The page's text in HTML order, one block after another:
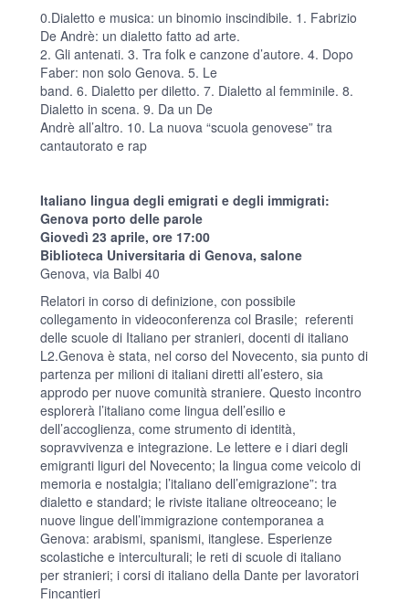
0.Dialetto e musica: un binomio inscindibile. 1. Fabrizio
De Andrè: un dialetto fatto ad arte.
2. Gli antenati. 3. Tra folk e canzone d’autore. 4. Dopo
Faber: non solo Genova. 5. Le
band. 6. Dialetto per diletto. 7. Dialetto al femminile. 8.
Dialetto in scena. 9. Da un De
Andrè all’altro. 10. La nuova “scuola genovese” tra
cantautorato e rap
Italiano lingua degli emigrati e degli immigrati:
Genova porto delle parole
Giovedì 23 aprile, ore 17:00
Biblioteca Universitaria di Genova, salone
Genova, via Balbi 40
Relatori in corso di definizione, con possibile
collegamento in videoconferenza col Brasile; referenti
delle scuole di Italiano per stranieri, docenti di italiano
L2.Genova è stata, nel corso del Novecento, sia punto di
partenza per milioni di italiani diretti all’estero, sia
approdo per nuove comunità straniere. Questo incontro
esplorerà l’italiano come lingua dell’esilio e
dell’accoglienza, come strumento di identità,
sopravvivenza e integrazione. Le lettere e i diari degli
emigranti liguri del Novecento; la lingua come veicolo di
memoria e nostalgia; l’italiano dell’emigrazione”: tra
dialetto e standard; le riviste italiane oltreoceano; le
nuove lingue dell’immigrazione contemporanea a
Genova: arabismi, spanismi, itanglese. Esperienze
scolastiche e interculturali; le reti di scuole di italiano
per stranieri; i corsi di italiano della Dante per lavoratori
Fincantieri